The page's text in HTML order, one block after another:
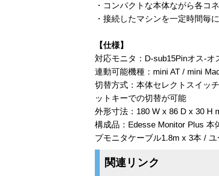
・コンパクトな本体ながら各コ
・接続したマシンを一定時間毎
【仕様】
対応モニタ：D-sub15Pinオス‐
連動可能機種：mini AT / mini
切替方式：本体セレクトスイッ
ットキーでの切替が可能
外形寸法：180 W x 86 D x 30 H
構成品：Edesse Monitor Plus
プモニタケーブル1.8m x 3本 /
関連リンク